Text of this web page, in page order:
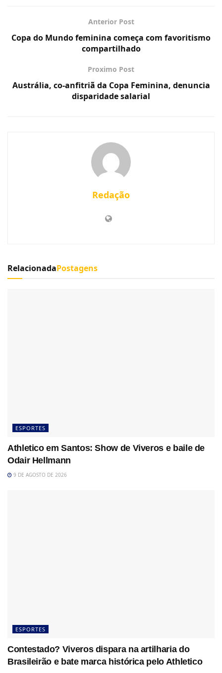
Anterior Post
Copa do Mundo feminina começa com favoritismo
compartilhado
Proximo Post
Austrália, co-anfitriã da Copa Feminina, denuncia
disparidade salarial
Redação
RelacionadaPostagens
ESPORTES
Athletico em Santos: Show de Viveros e baile de
Odair Hellmann
9 DE AGOSTO DE 2026
ESPORTES
Contestado? Viveros dispara na artilharia do
Brasileirão e bate marca histórica pelo Athletico